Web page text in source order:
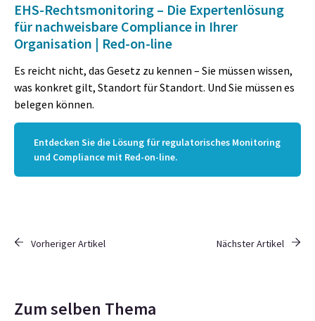
EHS-Rechtsmonitoring – Die Expertenlösung
für nachweisbare Compliance in Ihrer
Organisation | Red-on-line
Es reicht nicht, das Gesetz zu kennen – Sie müssen wissen,
was konkret gilt, Standort für Standort. Und Sie müssen es
belegen können.
Entdecken Sie die Lösung für regulatorisches Monitoring
und Compliance mit Red-on-line.
Vorheriger Artikel Nächster Artikel
Zum selben Thema